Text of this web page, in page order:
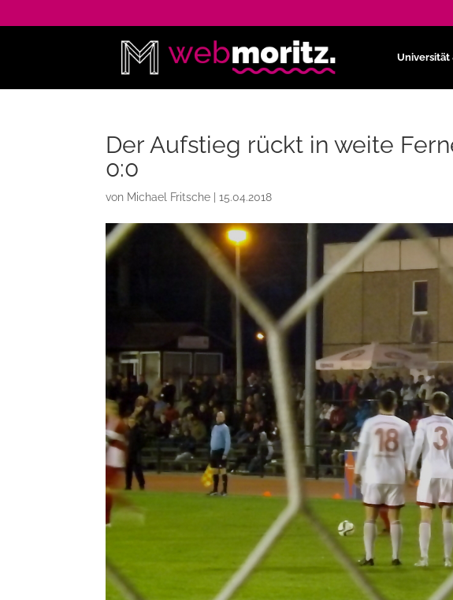
Universität
Der Aufstieg rückt in weite
0:0
von Michael Fritsche |15.04.2018